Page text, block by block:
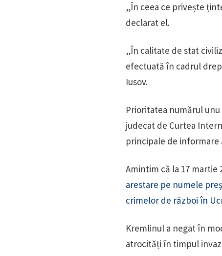
„În ceea ce privește
declarat el.
„În calitate de stat
efectuată în cadrul
Iusov.
Prioritatea numărul
judecat de Curtea
principale de informare
Amintim că la 17 martie
arestare pe numele
crimelor de război în
Kremlinul a negat în
atrocități în timpul